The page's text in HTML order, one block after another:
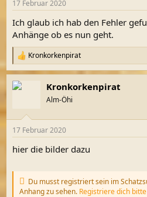
e
:
17 Februar 2020
Ich glaub ich hab den Fehler
Anhänge ob es nun geht.
R
e
a
k
e
:
Kronkorkenpirat
Kronkorkenpirat
Alm-Öhi
17 Februar 2020
hier die bilder dazu
Du musst registriert sein im
Anhang zu sehen. Registriere dich